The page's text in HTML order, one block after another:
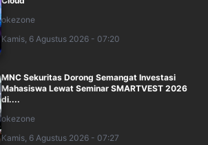
okezone
Kamis, 6 Agustus 2026 - 07:20
MNC Sekuritas Dorong Semangat Investasi
Mahasiswa Lewat Seminar SMARTVEST 2026
di....
okezone
Kamis, 6 Agustus 2026 - 07:27